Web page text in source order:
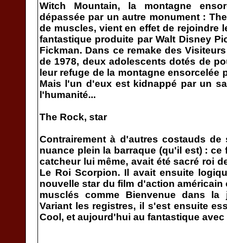
Witch Mountain, la montagne
dépassée par un autre monument :
de muscles, vient en effet de rejoindre
fantastique produite par Walt Disney
Fickman. Dans ce remake des
de 1978, deux adolescents dotés de
leur refuge de la montagne ensorcelée
Mais l'un d'eux est kidnappé par un
l'humanité...
The Rock, star
Contrairement à d'autres costauds
nuance plein la barraque (qu'il est) :
catcheur lui même, avait été sacré roi
Le Roi Scorpion. Il avait ensuite
nouvelle star du film d'action
musclés comme Bienvenue dans la
Variant les registres, il s'est ensuite
Cool, et aujourd'hui au fantastique